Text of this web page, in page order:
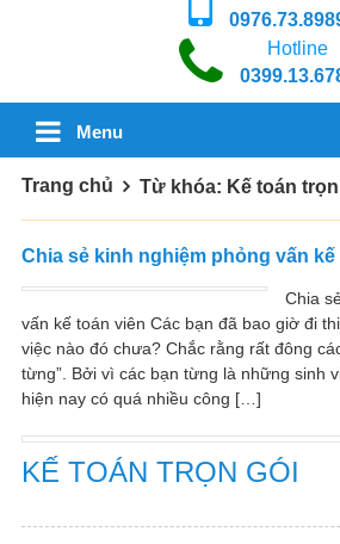
Hotline
Menu
Trang chủ Từ khóa: Kế toán
Chia sẻ kinh nghiệm phỏng vấn kế
Chia
vấn kế toán viên Các bạn đã bao giờ đi
việc nào đó chưa? Chắc rằng rất đông
từng”. Bởi vì các bạn từng là những sinh
hiện nay có quá nhiều công […]
KẾ TOÁN TRỌN GÓI